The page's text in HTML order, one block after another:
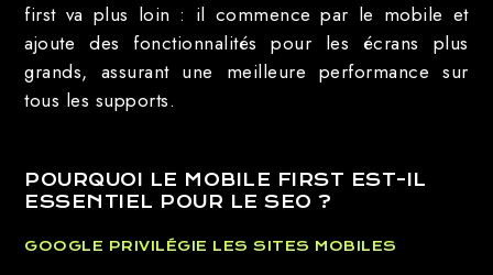
first va plus loin : il commence par le mobile et
ajoute des fonctionnalités pour les écrans plus
grands, assurant une meilleure performance sur
tous les supports.
POURQUOI LE MOBILE FIRST EST-IL
ESSENTIEL POUR LE SEO ?
GOOGLE PRIVILÉGIE LES SITES MOBILES